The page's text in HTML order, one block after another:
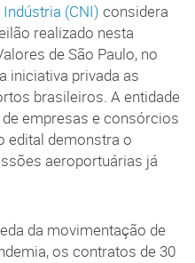
(CNI) considera
realizado nesta
de São Paulo, no
iniciativa privada as
brasileiros. A entidade
empresas e consórcios
edital demonstra o
aeroportuárias já
da movimentação de
os contratos de 30